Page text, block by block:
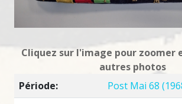
Cliquez sur l'image pour zoomer
autres photos
Période:
Post Mai 68